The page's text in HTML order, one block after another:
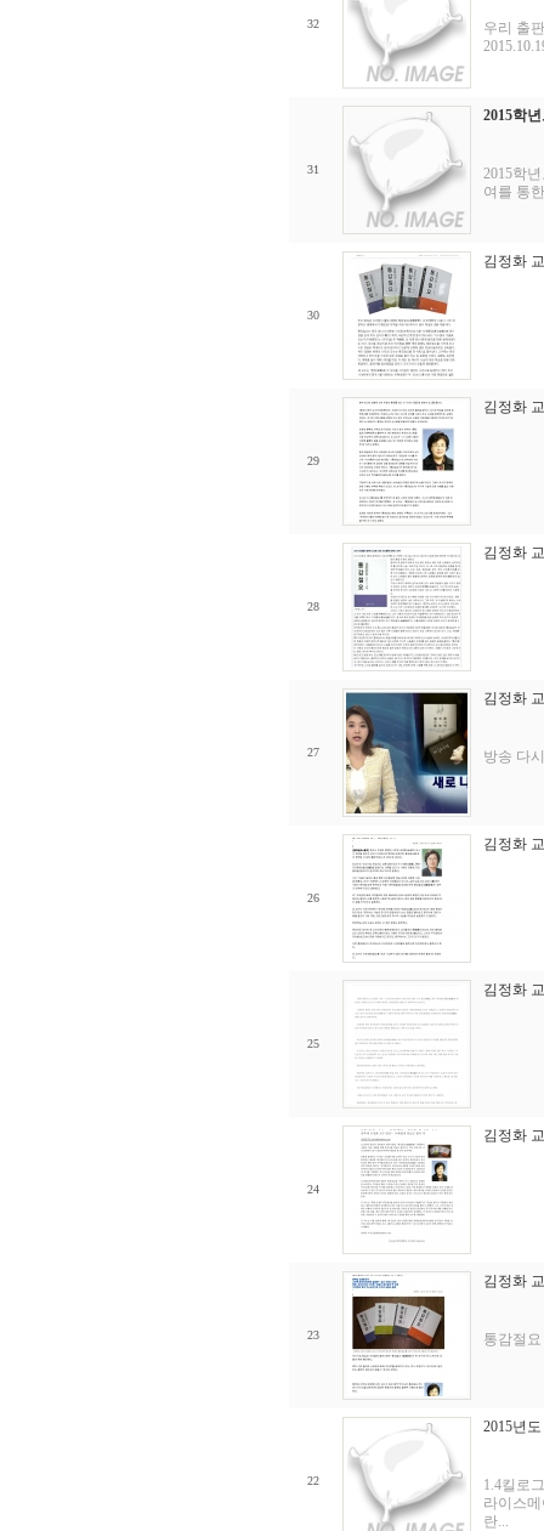
32
우리 출
31
2015학
2015학
여를 통
30
김정화
29
김정화
28
김정화
27
김정화
방송 다
26
김정화
25
김정화
24
김정화
23
김정화
통감절
22
2015년
1.4킬로
라이스메
란...